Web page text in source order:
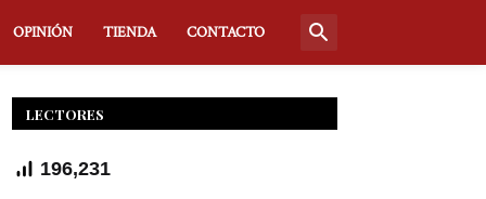
OPINIÓN TIENDA CONTACTO
LECTORES
196,231